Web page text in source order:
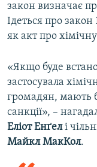
закон визначає
Ідеться про
як акт про
«Якщо буде
застосувала
громадян, мають
санкції», –
Еліот Енґелі
Майкл МакКол.